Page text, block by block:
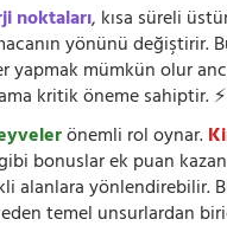
noktaları, kısa süreli
yönünü değiştirir.
yapmak mümkün olur
kritik öneme sahiptir. ⚡
önemli rol oynar.
bonuslar ek puan
alanlara yönlendirebilir.
temel unsurlardan